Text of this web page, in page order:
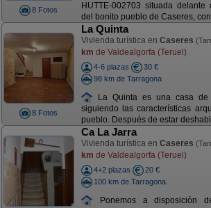
8 Fotos
HUTTE-002703 situada
del bonito pueblo de Caseres,
8 Fotos
La Quinta
Vivienda turística en Caseres
km de Valdealgorfa (Teruel)
4-6 plazas
30 €
98 km de Tarragona
La Quinta es una casa de
siguiendo las características
pueblo. Después de estar
Ca La Jarra
Vivienda turística en Caseres
km de Valdealgorfa (Teruel)
4+2 plazas
20 €
100 km de Tarragona
Ponemos a disposición